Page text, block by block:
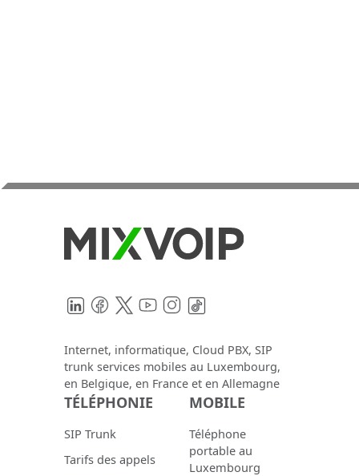
LinkedIn
Facebook
TwitterYouTubeInstagram
TikTok
Internet, informatique, Cloud PBX, SIP
trunk services mobiles au Luxembourg,
en Belgique, en France et en Allemagne
TÉLÉPHONIE
SIP Trunk
Tarifs des appels
MOBILE
Téléphone
portable au
Luxembourg